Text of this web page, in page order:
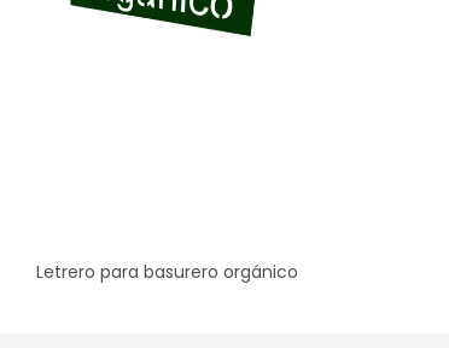
Letrero para basurero orgánico